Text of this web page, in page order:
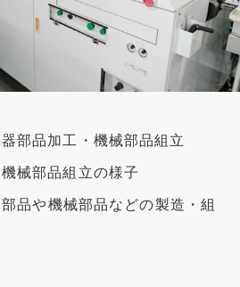
部品加工・機械部品組立
械部品組立の様子
品や機械部品などの製造・組